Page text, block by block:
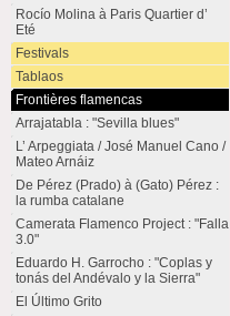
Rocío Molina à Paris Quartier d’
Eté
Festivals
Tablaos
Frontières flamencas
Arrajatabla : "Sevilla blues"
L’ Arpeggiata / José Manuel Cano /
Mateo Arnáiz
De Pérez (Prado) à (Gato) Pérez :
la rumba catalane
Camerata Flamenco Project : "Falla
3.0"
Eduardo H. Garrocho : "Coplas y
tonás del Andévalo y la Sierra"
El Último Grito